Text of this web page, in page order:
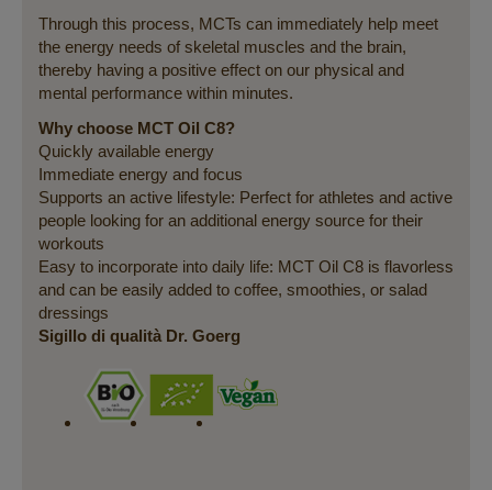
Through this process, MCTs can immediately help meet
the energy needs of skeletal muscles and the brain,
thereby having a positive effect on our physical and
mental performance within minutes.
Why choose MCT Oil C8?
Quickly available energy
Immediate energy and focus
Supports an active lifestyle: Perfect for athletes and active
people looking for an additional energy source for their
workouts
Easy to incorporate into daily life: MCT Oil C8 is flavorless
and can be easily added to coffee, smoothies, or salad
dressings
Sigillo di qualità Dr. Goerg